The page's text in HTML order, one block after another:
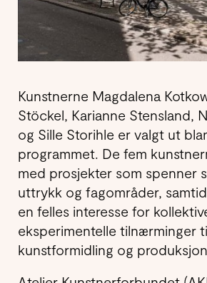
Kunstnerne Magdalena
Stöckel, Karianne Stensland,
og Sille Storihle er valgt ut
programmet. De fem
med prosjekter som spenner
uttrykk og fagområder,
en felles interesse for
eksperimentelle tilnærminger
kunstformidling og